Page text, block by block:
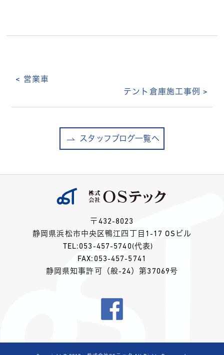
< 営業車
テント倉庫施工事例 >
スタッフブログ一覧へ
〒432-8023
静岡県浜松市中央区鴨江四丁目1-17 OSビル
TEL: 053-457-5740 (代表)
FAX:053-457-5741
静岡県知事許可（般-24）第37069号